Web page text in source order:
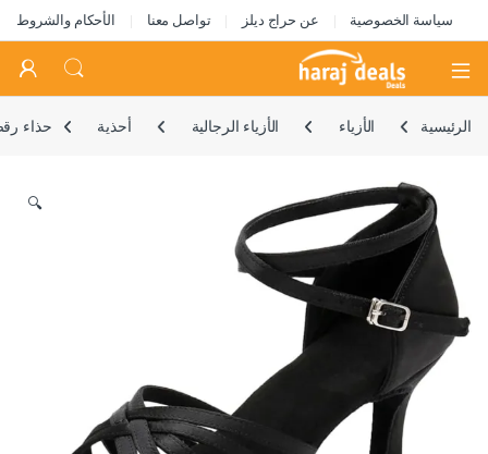
سياسة الخصوصية عن حراج ديلز تواصل معنا الأحكام والشروط
Open
الرئيسية الأزياء الأزياء الرجالية أحذية حذاء
🔍